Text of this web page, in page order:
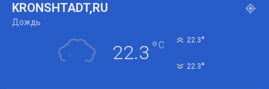
KRONSHTADT,RU
Дождь
22.3 °C 22.3°
22.3°